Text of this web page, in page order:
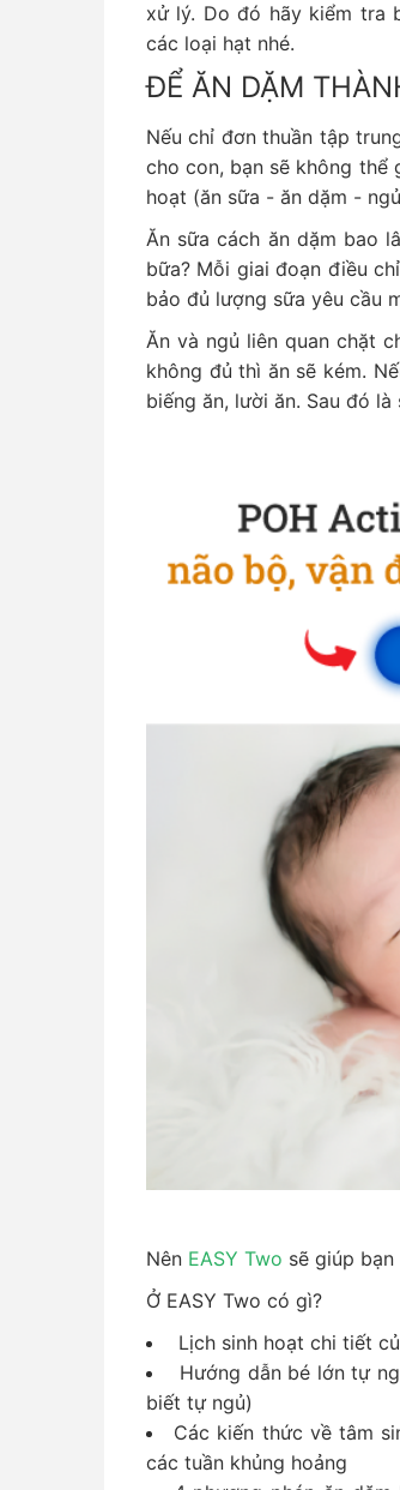
xử lý. Do đó hãy kiểm tra
các loại hạt nhé.
ĐỂ ĂN DẶM
Nếu chỉ đơn thuần tập
cho con, bạn sẽ không thể
hoạt (ăn sữa - ăn dặm -
Ăn sữa cách ăn dặm bao
bữa? Mỗi giai đoạn điều
bảo đủ lượng sữa yêu cầu
Ăn và ngủ liên quan chặt
không đủ thì ăn sẽ kém.
biếng ăn, lười ăn. Sau đó là
Nên EASY Two sẽ giúp
Ở EASY Two có gì?
Lịch sinh hoạt chi tiết
Hướng dẫn bé lớn tự
biết tự ngủ)
Các kiến thức về tâm
các tuần khủng hoảng